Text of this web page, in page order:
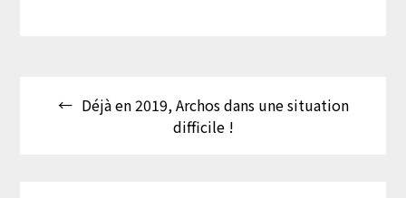
Déjà en 2019, Archos dans une situation
difficile !